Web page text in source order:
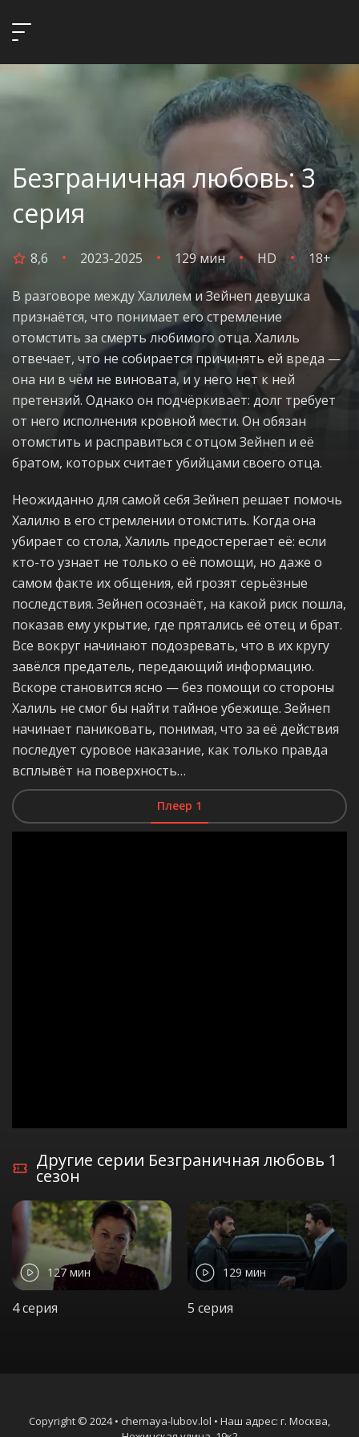
Безграничная любовь: 3
серия
8,6 2023-2025 129 мин HD 18+
В разговоре между Халилем и Зейнеп девушка
признаётся, что понимает его стремление
отомстить за смерть любимого отца. Халиль
отвечает, что не собирается причинять ей вреда —
она ни в чём не виновата, и у него нет к ней
претензий. Однако он подчёркивает: долг требует
от него исполнения кровной мести. Он обязан
отомстить и расправиться с отцом Зейнеп и её
братом, которых считает убийцами своего отца.
Неожиданно для самой себя Зейнеп решает помочь
Халилю в его стремлении отомстить. Когда она
убирает со стола, Халиль предостерегает её: если
кто-то узнает не только о её помощи, но даже о
самом факте их общения, ей грозят серьёзные
последствия. Зейнеп осознаёт, на какой риск пошла,
показав ему укрытие, где прятались её отец и брат.
Все вокруг начинают подозревать, что в их кругу
завёлся предатель, передающий информацию.
Вскоре становится ясно — без помощи со стороны
Халиль не смог бы найти тайное убежище. Зейнеп
начинает паниковать, понимая, что за её действия
последует суровое наказание, как только правда
всплывёт на поверхность…
Плеер 1
Другие серии Безграничная любовь 1
сезон
127 мин
4 серия
129 мин
5 серия
Copyright © 2024 • chernaya-lubov.lol • Наш адрес: г. Москва,